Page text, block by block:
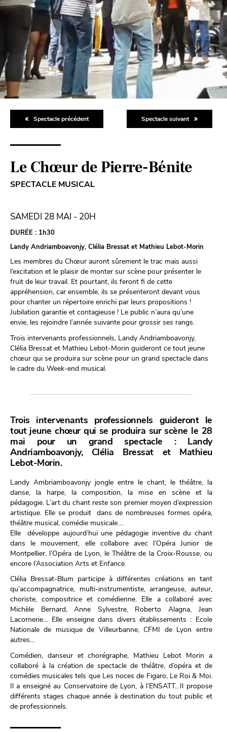
Spectacle précédent Spectacle suivant
Le Chœur de Pierre-Bénite
SPECTACLE MUSICAL
SAMEDI 28 MAI - 20H
DURÉE : 1h30
Landy Andriamboavonjy, Clélia Bressat et Mathieu Lebot-Morin
Les membres du Chœur auront sûrement le trac mais aussi
l’excitation et le plaisir de monter sur scène pour présenter le
fruit de leur travail. Et pourtant, ils feront fi de cette
appréhension, car ensemble, ils se présenteront devant vous
pour chanter un répertoire enrichi par leurs propositions !
Jubilation garantie et contagieuse ! Le public n’aura qu’une
envie, les rejoindre l’année suivante pour grossir ses rangs.
Trois intervenants professionnels, Landy Andriamboavonjy,
Clélia Bressat et Mathieu Lebot-Morin guideront ce tout jeune
chœur qui se produira sur scène pour un grand spectacle dans
le cadre du Week-end musical.
Trois intervenants professionnels guideront le
tout jeune chœur qui se produira sur scène le 28
mai pour un grand spectacle : Landy
Andriamboavonjy, Clélia Bressat et Mathieu
Lebot-Morin.
Landy Ambriamboavonjy jongle entre le chant, le théâtre, la
danse, la harpe, la composition, la mise en scène et la
pédagogie. L’art du chant reste son premier moyen d’expression
artistique. Elle se produit dans de nombreuses formes opéra,
théâtre musical, comédie musicale….
Elle développe aujourd’hui une pédagogie inventive du chant
dans le mouvement, elle collabore avec l’Opéra Junior de
Montpellier, l’Opéra de Lyon, le Théâtre de la Croix-Rousse, ou
encore l’Association Arts et Enfance.
Clélia Bressat-Blum participe à différentes créations en tant
qu’accompagnatrice, multi-instrumentiste, arrangeuse, auteur,
choriste, compositrice et comédienne. Elle a collaboré avec
Michèle Bernard, Anne Sylvestre, Roberto Alagna, Jean
Lacornerie… Elle enseigne dans divers établissements : Ecole
Nationale de musique de Villeurbanne, CFMI de Lyon entre
autres…
Comédien, danseur et chorégraphe, Mathieu Lebot Morin a
collaboré à la création de spectacle de théâtre, d’opéra et de
comédies musicales tels que Les noces de Figaro, Le Roi & Moi.
Il a enseigné au Conservatoire de Lyon, à l’ENSATT…Il propose
différents stages chaque année à destination du tout public et
de professionnels.